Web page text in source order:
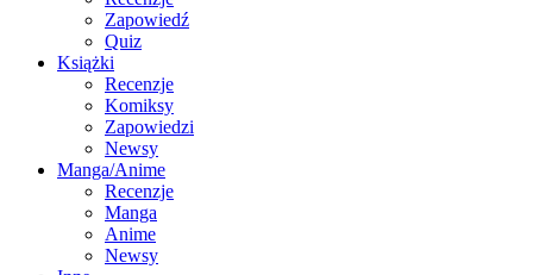
Zapowiedź
Quiz
Książki
Recenzje
Komiksy
Zapowiedzi
Newsy
Manga/Anime
Recenzje
Manga
Anime
Newsy